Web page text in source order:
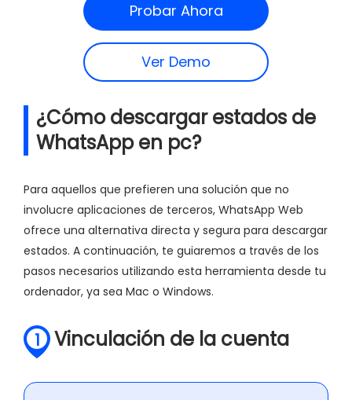
Probar Ahora
Ver Demo
¿Cómo descargar estados de
WhatsApp en pc?
Para aquellos que prefieren una solución que no
involucre aplicaciones de terceros, WhatsApp Web
ofrece una alternativa directa y segura para descargar
estados. A continuación, te guiaremos a través de los
pasos necesarios utilizando esta herramienta desde tu
ordenador, ya sea Mac o Windows.
1 Vinculación de la cuenta